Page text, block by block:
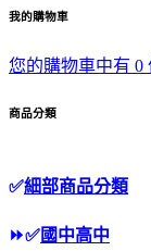
我的購物車
您的購物車中有 0
商品分類
✅細部商品分類
⏩✅國中高中